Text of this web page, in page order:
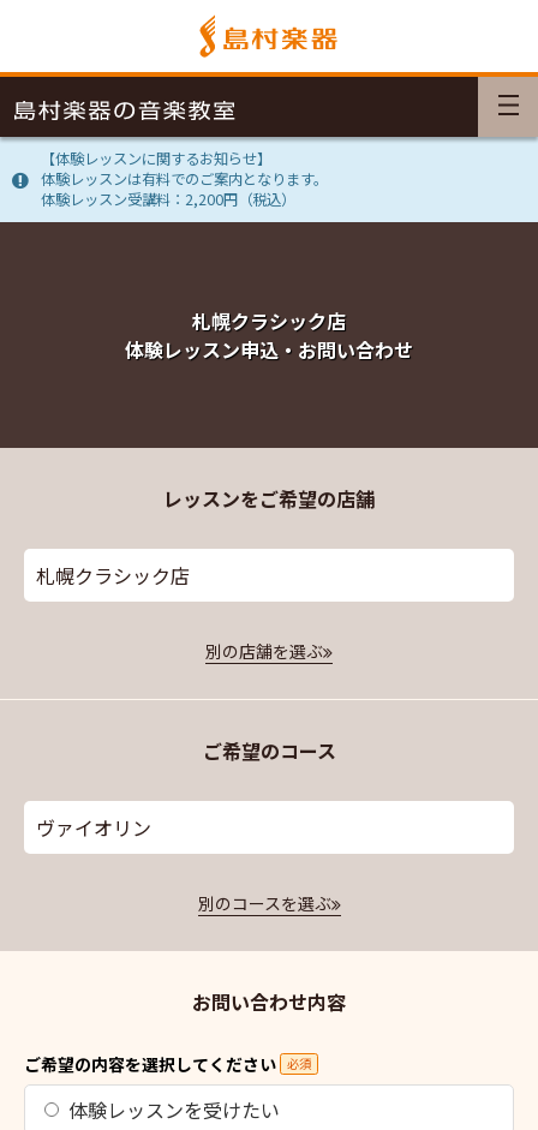
【体験レッスンに関するお知らせ】
体験レッスンは有料でのご案内となります。
体験レッスン受講料：2,200円（税込）
札幌クラシック店
体験レッスン申込・お問い合わせ
レッスンをご希望の店舗
札幌クラシック店
別の店舗を選ぶ
ご希望のコース
ヴァイオリン
別のコースを選ぶ
お問い合わせ内容
ご希望の内容を選択してください 必須
体験レッスンを受けたい